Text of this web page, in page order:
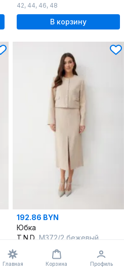
42, 44, 46, 48
В корзину
192.86 BYN
Юбка
T.N.D М372/2 бежевый
В корзину
Главная Корзина Профиль